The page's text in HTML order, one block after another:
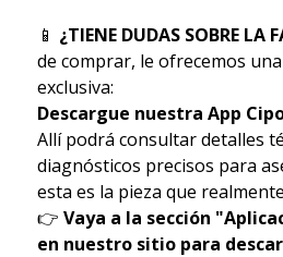
📱 ¿TIENE DUDAS SOBRE LA
de comprar, le ofrecemos
exclusiva:
Descargue nuestra App
Allí podrá consultar detalles
diagnósticos precisos para
esta es la pieza que
👉 Vaya a la sección
en nuestro sitio para